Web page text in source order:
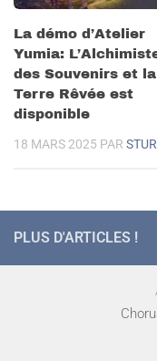
La démo d’Atelier
Yumia:
des Souvenirs et la
Terre Rêvée est
disponible
18 MARS 2025 PAR
PLUS D'ARTICLES !